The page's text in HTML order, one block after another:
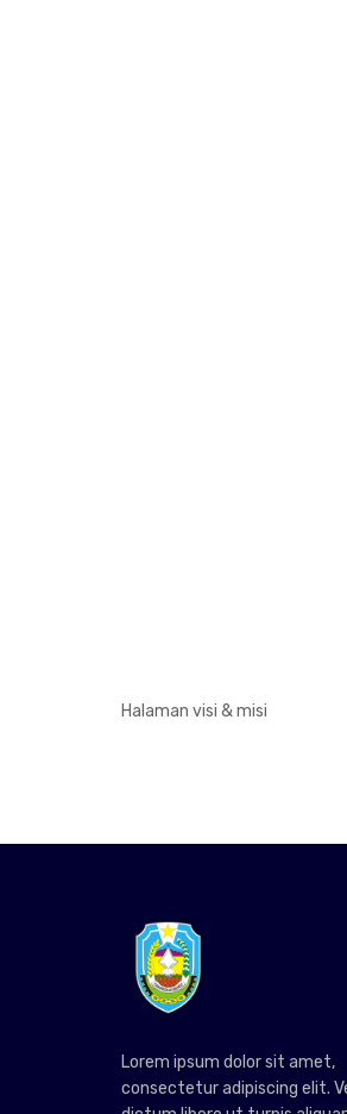
Halaman visi & misi
Lorem ipsum dolor sit amet,
consectetur adipiscing elit.